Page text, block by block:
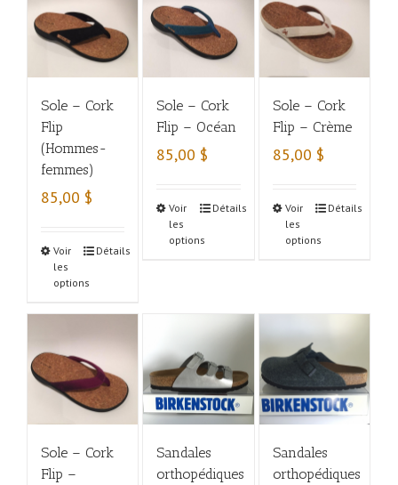
Sole – Cork
Flip
(Hommes-
femmes)
85,00 $
Voir
les
options
Détails
Sole – Cork
Flip – Océan
85,00 $
Voir
les
options
Détails
Sole – Cork
Flip – Crème
85,00 $
Voir
les
options
Détails
Sole – Cork
Flip –
Sandales
orthopédiques
Sandales
orthopédiques